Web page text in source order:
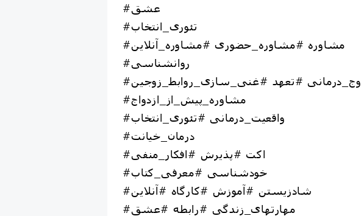
#عشق
#تئوری_انتخاب
#مشاوره #مشاوره_حضوری #مشاوره_آنلاین
#روانشناسی
#تعهد #غنی_سازی_روابط_زوجین
#مشاوره_پیش_از_ازدواج
#واقعیت_درمانی #تئوری_انتخاب
#درمان_خیانت
#اکت #پذیرش #افکار_منفی
#خودشناسی #معرفی_کتاب
#شادزیستن #آموزش #کارگاه #آنلاین
#مهارتهای_زندگی #رابطه #عشق